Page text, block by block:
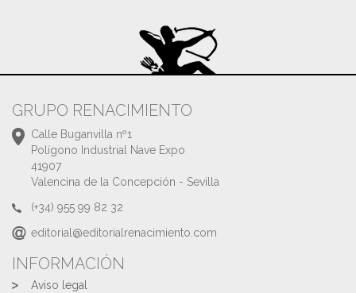
GRUPO RENACIMIENTO
Calle Buganvilla nº1
Polígono Industrial Nave Expo
41907
Valencina de la Concepción - Sevilla
(+34) 955 99 82 32
editorial@editorialrenacimiento.com
INFORMACIÓN
Aviso legal